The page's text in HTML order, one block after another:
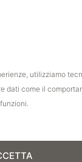
utilizziamo
dati come il